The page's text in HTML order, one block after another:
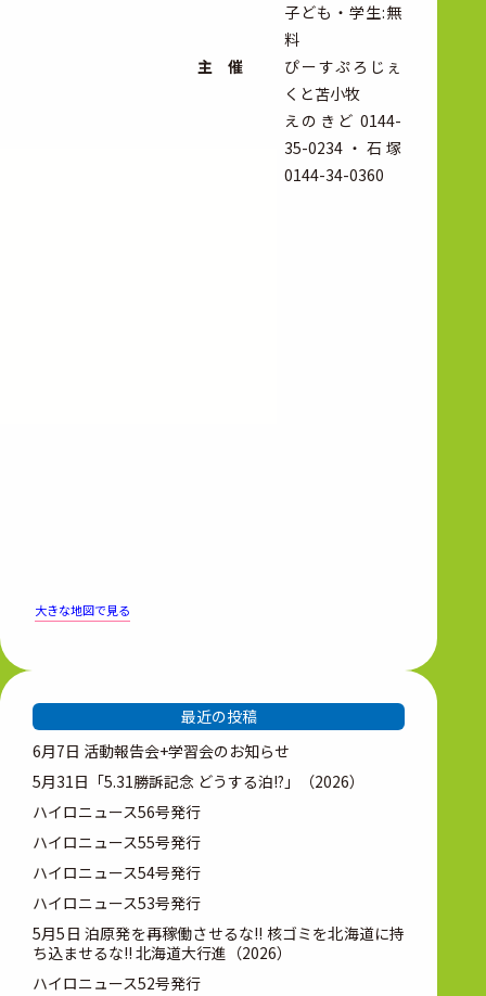
子ども・学生:無
料
主 催
ぴーすぷろじぇ
くと苫小牧
えのきど 0144-
35-0234・石塚
0144-34-0360
大きな地図で見る
最近の投稿
6月7日 活動報告会+学習会のお知らせ
5月31日「5.31勝訴記念 どうする泊!?」（2026）
ハイロニュース56号発行
ハイロニュース55号発行
ハイロニュース54号発行
ハイロニュース53号発行
5月5日 泊原発を再稼働させるな!! 核ゴミを北海道に持
ち込ませるな!! 北海道大行進（2026）
ハイロニュース52号発行